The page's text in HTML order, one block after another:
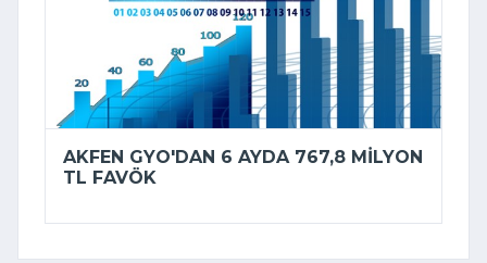
AKFEN GYO'DAN 6 AYDA 767,8 MILYON
TL FAVÖK